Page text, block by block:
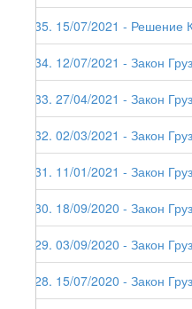
235. 15/07/2021 - Решение
234. 12/07/2021 - Закон
233. 27/04/2021 - Закон
232. 02/03/2021 - Закон
231. 11/01/2021 - Закон
230. 18/09/2020 - Закон
229. 03/09/2020 - Закон
228. 15/07/2020 - Закон